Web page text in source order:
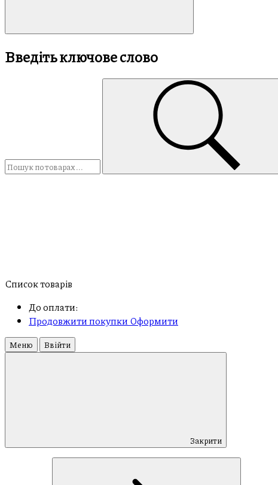
Введіть ключове слово
Список товарів
До оплати:
Продовжити покупкиОформити
Меню Ввійти
Закрити